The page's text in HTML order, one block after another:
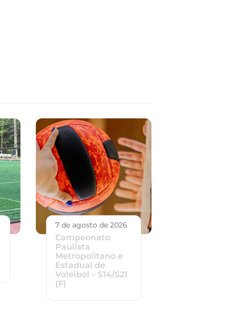
7 de agosto de 2026
Campeonato
Paulista
Metropolitano e
Estadual de
Voleibol – S14/S21
(F)